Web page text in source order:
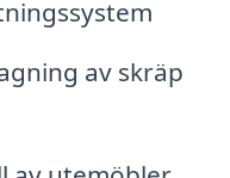
av skräp